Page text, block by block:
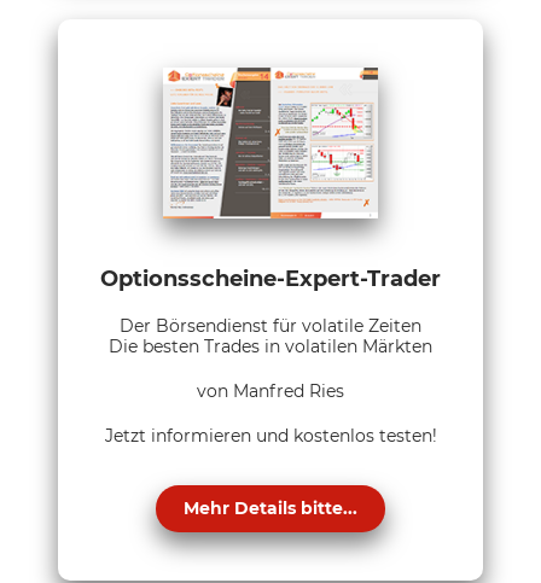
Optionsscheine-Expert-Trader
Der Börsendienst für volatile Zeiten
Die besten Trades in volatilen Märkten
von Manfred Ries
Jetzt informieren und kostenlos testen!
Mehr Details bitte...